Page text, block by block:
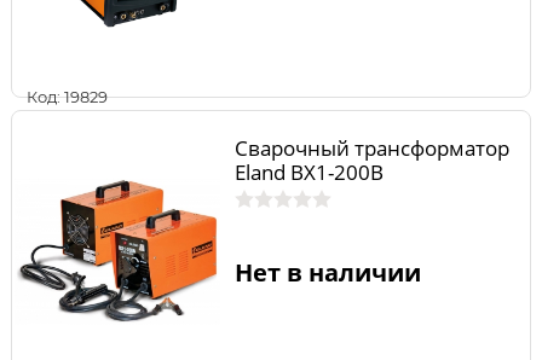
Код: 19829
Сварочный трансформатор
Eland BX1-200B
Нет в наличии